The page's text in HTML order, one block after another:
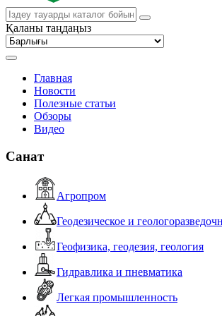
Қаланы таңдаңыз
Главная
Новости
Полезные статьи
Обзоры
Видео
Санат
Агропром
Геодезическое и
Геофизика, геодезия, геология
Гидравлика и пневматика
Легкая промышленность